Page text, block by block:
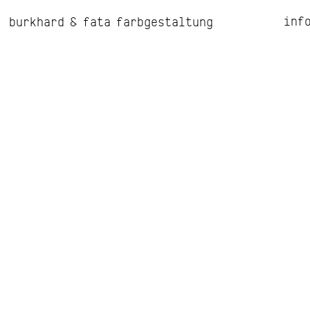
burkhard & fata farbgestaltung info